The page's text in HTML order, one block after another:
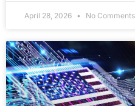
April 28, 2026 No Comments